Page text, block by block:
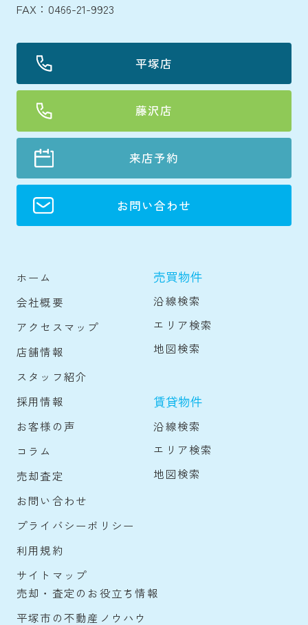
FAX：0466-21-9923
平塚店
藤沢店
来店予約
お問い合わせ
ホーム
会社概要
アクセスマップ
店舗情報
スタッフ紹介
採用情報
お客様の声
コラム
売却査定
お問い合わせ
プライバシーポリシー
利用規約
サイトマップ
売買物件
沿線検索
エリア検索
地図検索
賃貸物件
沿線検索
エリア検索
地図検索
売却・査定のお役立ち情報
平塚市の不動産ノウハウ